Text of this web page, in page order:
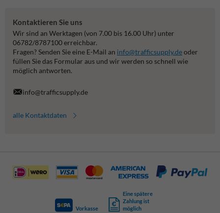
Kontaktieren Sie uns
Wir sind an Werktagen (von 7.00 bis 16.00 Uhr) unter
06782/8787100 erreichbar.
Fragen? Senden Sie eine E-Mail an info@trafficsupply.deoder
füllen Sie das Formular aus und wir werden so schnell wie
möglich antworten.
info@trafficsupply.de
alle Kontaktdaten
Vorkasse
Eine spätere
Zahlung ist
möglich